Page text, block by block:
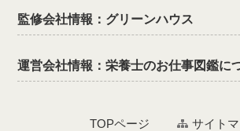
監修会社情報：グリーンハウス
運営会社情報：栄養士のお仕事図鑑に
TOPページ サイト